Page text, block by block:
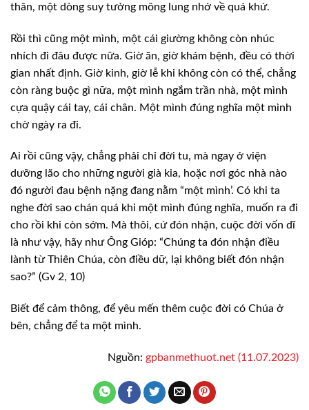
thân, một dòng suy tưởng mông lung nhớ về quá khứ.
Rồi thì cũng một mình, một cái giường không còn nhúc
nhích đi đâu được nữa. Giờ ăn, giờ khám bệnh, đều có thời
gian nhất định. Giờ kinh, giờ lễ khi không còn có thể, chẳng
còn ràng buộc gì nữa, một mình ngắm trần nhà, một mình
cựa quậy cái tay, cái chân. Một mình đúng nghĩa một mình
chờ ngày ra đi.
Ai rồi cũng vậy, chẳng phải chỉ đời tu, mà ngay ở viện
dưỡng lão cho những người già kia, hoặc nơi góc nhà nào
đó người đau bệnh nặng đang nằm “một mình’. Có khi ta
nghe đời sao chán quá khi một mình đúng nghĩa, muốn ra đi
cho rồi khi còn sớm. Mà thôi, cứ đón nhận, cuộc đời vốn dĩ
là như vậy, hãy như Ông Gióp: “Chúng ta đón nhận điều
lành từ Thiên Chúa, còn điều dữ, lại không biết đón nhận
sao?” (Gv 2, 10)
Biết để cảm thông, để yêu mến thêm cuộc đời có Chúa ở
bên, chẳng để ta một mình.
Nguồn: gpbanmethuot.net (11.07.2023)